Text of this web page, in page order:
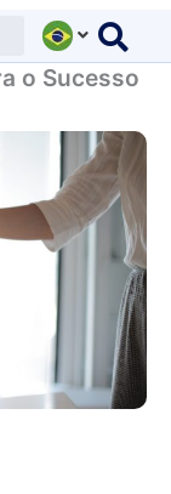
o Sucesso